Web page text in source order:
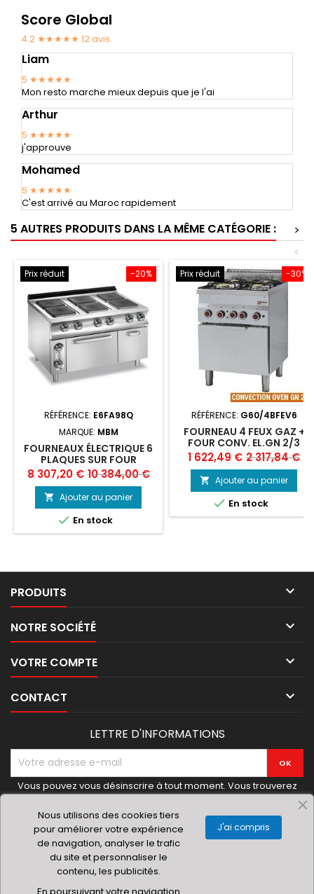
Score Global
4.2 ★★★★★ 12avis
Liam
5 ★★★★★
Mon resto marche mieux depuis que je l'ai
Arthur
5 ★★★★★
j'approuve
Mohamed
5 ★★★★★
C'est arrivé au Maroc rapidement
5 AUTRES PRODUITS DANS LA MÊME CATÉGORIE :
>
<
-20%
Prix réduit
RÉFÉRENCE: E6FA98Q
MARQUE: MBM
FOURNEAUX ÉLECTRIQUE 6
PLAQUES SUR FOUR
ÉLECTRIQUE MBM
Prix
8 307,20 € Prix
de
base
10 384,00 €
 Ajouter au panier
 En stock
-30%
Prix réduit
RÉFÉRENCE: G60/4BFEV6
FOURNEAU 4 FEUX GAZ +
FOUR CONV. EL.GN 2/3
Prix
1 622,49 € Prix
de
base
2 317,84 €
 Ajouter au panier
 En stock
PRODUITS 
NOTRE SOCIÉTÉ 
VOTRE COMPTE 
CONTACT 
LETTRE D'INFORMATIONS
Vous pouvez vous désinscrire à tout moment. Vous trouverez
pour cela nos informations de contact dans les conditions
d'utilisation du site.
© 2019 Materielhoreca.com | Gingenroots SRL
Nous utilisons des cookies tiers
pour améliorer votre expérience
de navigation, analyser le trafic
du site et personnaliser le
contenu, les publicités.
J'ai compris